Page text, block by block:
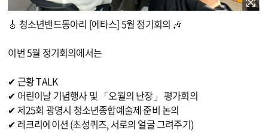
🎸 청소년밴드동아리 [에타스] 5월 정기회의 🎶
이번 5월 정기회의에서는
✔ 근황 TALK
✔ 어린이날 기념행사 및 「오월의 난장」 평가회의
✔ 제25회 광명시 청소년종합예술제 준비 논의
✔ 레크리에이션 (초성퀴즈, 서로의 얼굴 그려주기)